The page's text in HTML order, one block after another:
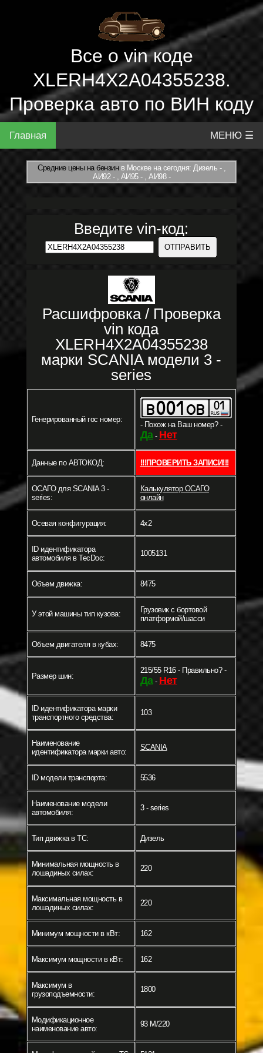
Все о vin коде
XLERH4X2A04355238.
Проверка авто по ВИН коду
Главная МЕНЮ ☰
Средние цены на бензинв Москве на сегодня: Дизель - ,
АИ92 - , АИ95 - , АИ98 -
Введите vin-код:
Расшифровка / Проверка
vin кода
XLERH4X2A04355238
марки SCANIA модели 3 -
series
Генерированный гос номер:
- Похож на Ваш номер? -
Да- Нет
Данные по АВТОКОД: !!!ПРОВЕРИТЬ ЗАПИСИ!!!
ОСАГО для SCANIA 3 -
series:
Калькулятор ОСАГО
онлайн
Осевая конфигурация: 4x2
ID идентификатора
автомобиля в TecDoc:
1005131
Объем движка: 8475
У этой машины тип кузова:
Грузовик c бортовой
платформой/шасси
Объем двигателя в кубах: 8475
Размер шин:
215/55 R16 - Правильно? -
Да- Нет
ID идентификатора марки
транспортного средства:
103
Наименование
идентификатора марки авто:
SCANIA
ID модели транспорта: 5536
Наименование модели
автомобиля:
3 - series
Тип движка в ТС: Дизель
Минимальная мощность в
лошадиных силах:
220
Максимальная мощность в
лошадиных силах:
220
Минимум мощности в кВт: 162
Максимум мощности в кВт: 162
Максимум в
грузоподъемности:
1800
Модификационное
наименование авто:
93 M/220